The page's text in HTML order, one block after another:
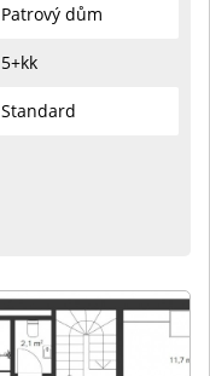
Patrový dům
5+kk
Standard